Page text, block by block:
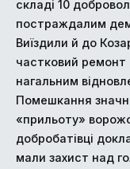
складі 10
постраждалим
Виїздили й до
частковий ремонт
нагальним
Помешкання
«прильоту»
добробатівці
мали захист над